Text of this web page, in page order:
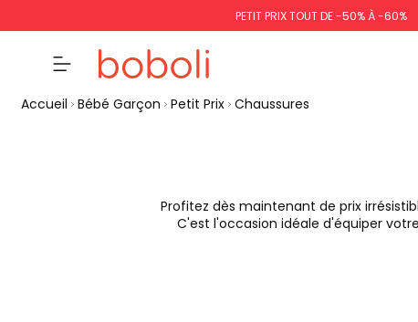
PETIT PRIX TOUT DE -50% À -60%
Accueil Bébé Garçon Petit Prix Chaussures
Profitez dès maintenant de prix
C'est l'occasion idéale d'équiper